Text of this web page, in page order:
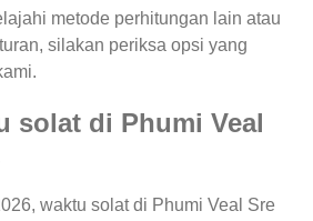
metode perhitungan lain atau
silakan periksa opsi yang
solat di Phumi Veal
waktu solat di Phumi Veal Sre